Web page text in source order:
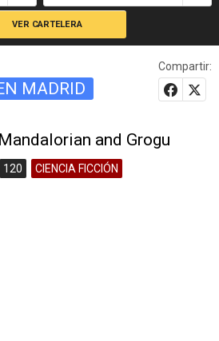
MADRID
Compartir:
and Grogu
120 CIENCIA FICCIÓN